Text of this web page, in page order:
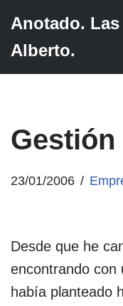
Saltar
Anotado.
Alberto.
Gestión
23/01/2006
Desde que he
encontrando con
había planteado